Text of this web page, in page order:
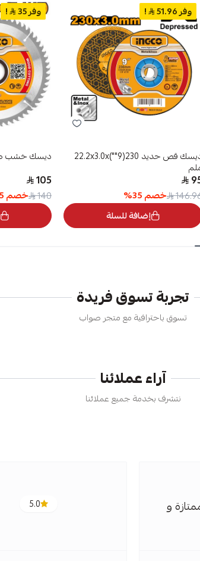
وفر 51.96 !
ديسك قص حديد 230(9"")22.2x3.0x
خصم35
%
إضافة للسلة
وفر 35 !
ديسك خشب صناعى
105
140 خصم
تجربة تسوق فريدة
تسوق باحترافية مع متجر صواب
آراء عملائنا
نتشرف بخدمة جميع عملائنا
و
5.0